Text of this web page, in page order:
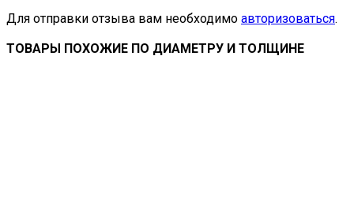
Для отправки отзыва вам необходимо авторизоваться.
ТОВАРЫ ПОХОЖИЕ ПО ДИАМЕТРУ И ТОЛЩИНЕ